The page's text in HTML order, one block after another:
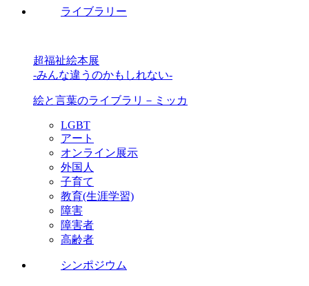
ライブラリー
超福祉絵本展
-みんな違うのかもしれない-
絵と言葉のライブラリ－ミッカ
LGBT
アート
オンライン展示
外国人
子育て
教育(生涯学習)
障害
障害者
高齢者
シンポジウム